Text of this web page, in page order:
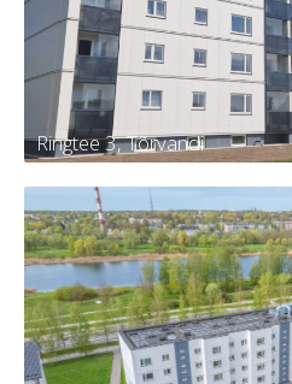
Kortereid
30
Aasta
2024
Ringtee 3, Tõrvandi
Ringtee 3,
Tellija
KÜ
Kortereid
60
Aasta
2024